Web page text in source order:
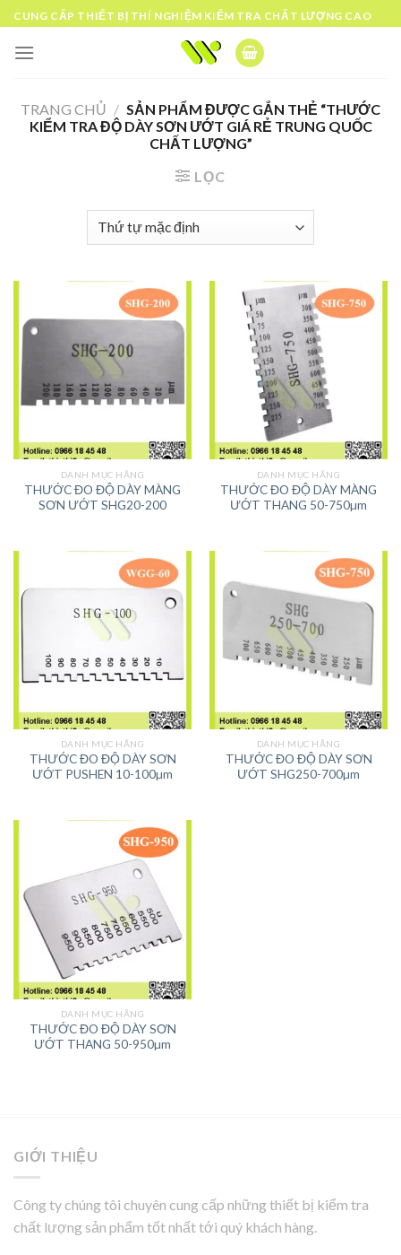
Skip
to
content
CUNG CẤP THIẾT BỊ THÍ NGHIỆM KIỂM TRA CHẤT LƯỢNG CAO
TRANG CHỦ / SẢN PHẨM ĐƯỢC GẮN THẺ “THƯỚC
KIỂM TRA ĐỘ DÀY SƠN ƯỚT GIÁ RẺ TRUNG QUỐC
CHẤT LƯỢNG”
LỌC
DANH MỤC HÃNG
THƯỚC ĐO ĐỘ DÀY MÀNG
SƠN ƯỚT SHG20-200
DANH MỤC HÃNG
THƯỚC ĐO ĐỘ DÀY MÀNG
ƯỚT THANG 50-750µm
DANH MỤC HÃNG
THƯỚC ĐO ĐỘ DÀY SƠN
ƯỚT PUSHEN 10-100µm
DANH MỤC HÃNG
THƯỚC ĐO ĐỘ DÀY SƠN
ƯỚT SHG250-700µm
DANH MỤC HÃNG
THƯỚC ĐO ĐỘ DÀY SƠN
ƯỚT THANG 50-950µm
GIỚI THIỆU
Công ty chúng tôi chuyên cung cấp những thiết bị kiểm tra
chất lượng sản phẩm tốt nhất tới quý khách hàng.